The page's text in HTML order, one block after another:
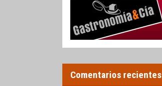
Comentarios recientes